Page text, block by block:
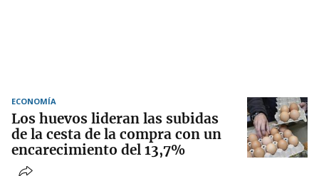
ECONOMÍA
Los huevos lideran las subidas
de la cesta de la compra con un
encarecimiento del 13,7%